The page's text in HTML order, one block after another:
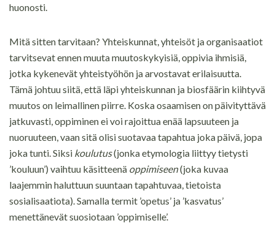
huonosti.
Mitä sitten tarvitaan? Yhteiskunnat, yhteisöt ja organisaatiot
tarvitsevat ennen muuta muutoskykyisiä, oppivia ihmisiä,
jotka kykenevät yhteistyöhön ja arvostavat erilaisuutta.
Tämä johtuu siitä, että läpi yhteiskunnan ja biosfäärin kiihtyvä
muutos on leimallinen piirre. Koska osaamisen on päivityttävä
jatkuvasti, oppiminen ei voi rajoittua enää lapsuuteen ja
nuoruuteen, vaan sitä olisi suotavaa tapahtua joka päivä, jopa
joka tunti. Siksi koulutus(jonka etymologia liittyy tietysti
’kouluun’) vaihtuu käsitteenä oppimiseen(joka kuvaa
laajemmin haluttuun suuntaan tapahtuvaa, tietoista
sosialisaatiota). Samalla termit ’opetus’ ja ’kasvatus’
menettänevät suosiotaan ’oppimiselle’.